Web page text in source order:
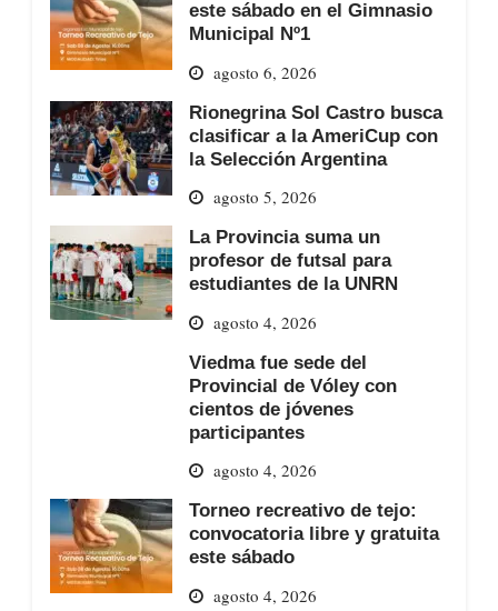
este sábado en el Gimnasio
Municipal Nº1
agosto 6, 2026
Rionegrina Sol Castro busca
clasificar a la AmeriCup con
la Selección Argentina
agosto 5, 2026
La Provincia suma un
profesor de futsal para
estudiantes de la UNRN
agosto 4, 2026
Viedma fue sede del
Provincial de Vóley con
cientos de jóvenes
participantes
agosto 4, 2026
Torneo recreativo de tejo:
convocatoria libre y gratuita
este sábado
agosto 4, 2026